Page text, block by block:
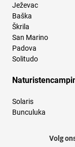
Ježevac
Baška
Škrila
San Marino
Padova
Solitudo
Solaris
Bunculuka
Volg